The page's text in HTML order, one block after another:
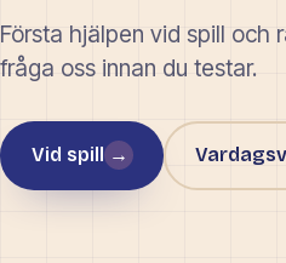
Första hjälpen vid spill och
fråga oss innan du testar.
Vid spill →